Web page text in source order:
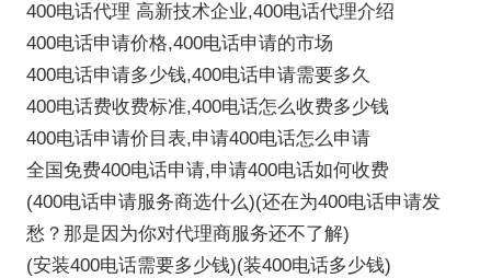
400电话代理 高新技术企业,400电话代理介绍
400电话申请价格,400电话申请的市场
400电话申请多少钱,400电话申请需要多久
400电话费收费标准,400电话怎么收费多少钱
400电话申请价目表,申请400电话怎么申请
全国免费400电话申请,申请400电话如何收费
(400电话申请服务商选什么)(还在为400电话申请发
愁？那是因为你对代理商服务还不了解)
(安装400电话需要多少钱)(装400电话多少钱)